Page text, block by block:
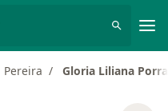
Pereira Gloria Liliana